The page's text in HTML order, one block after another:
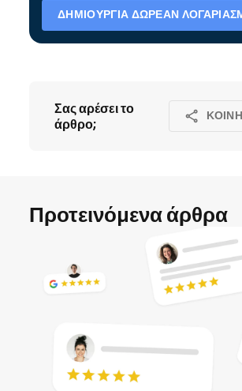
ΔΗΜΙΟΥΡΓΊΑ ΔΩΡΕΆΝ
Σας αρέσει το
άρθρο;
Προτεινόμενα άρθρα